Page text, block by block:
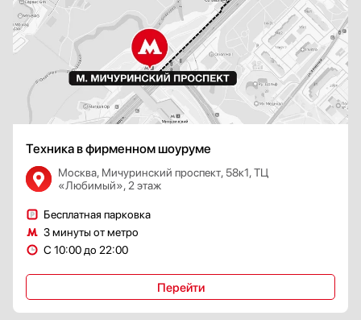
Техника в фирменном шоуруме
Москва, Мичуринский проспект, 58к1, ТЦ
«Любимый», 2 этаж
Бесплатная парковка
3 минуты от метро
С 10:00 до 22:00
Перейти